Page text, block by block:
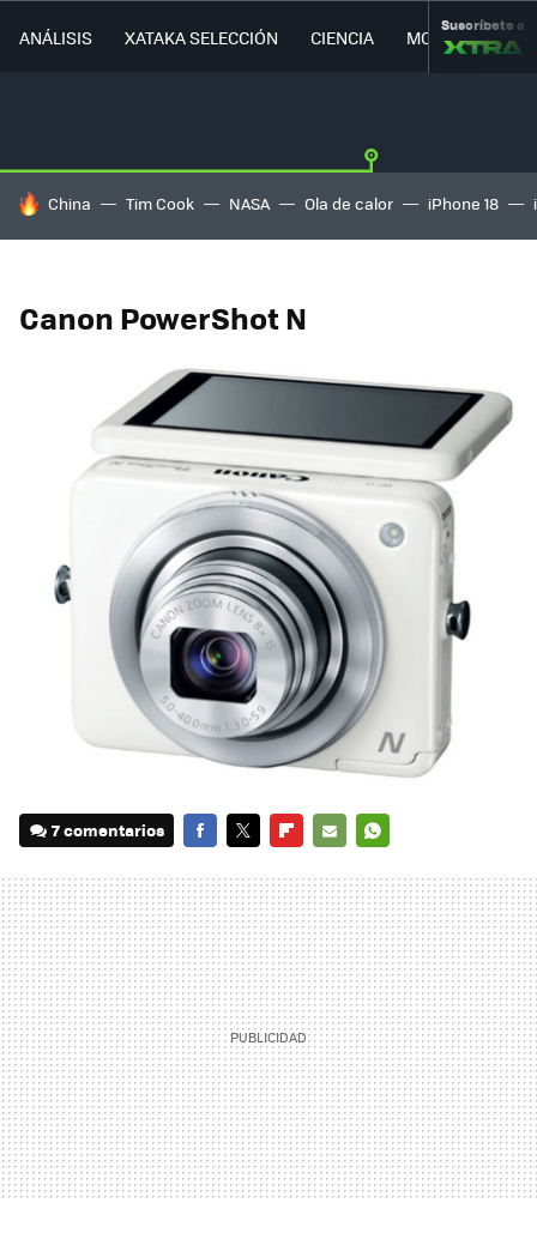
ANÁLISIS XATAKA SELECCIÓN CIENCIA MOVILIDAD
Suscríbete a
HOY SE HABLA DE
China Tim Cook NASA Ola de calor iPhone 18
Canon PowerShot N
7 comentarios
MAIL